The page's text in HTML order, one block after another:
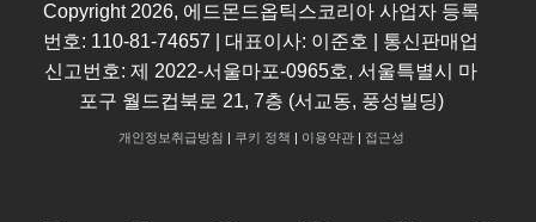
Copyright 2026, 에드몬드옵틱스코리아 사업자 등록
번호: 110-81-74657 | 대표이사: 이준호 | 통신판매업
신고번호: 제 2022-서울마포-0965호, 서울특별시 마
포구 월드컵북로 21, 7층 (서교동, 풍성빌딩)
개인정보취급방침 쿠키 정책 이용약관| 접근성